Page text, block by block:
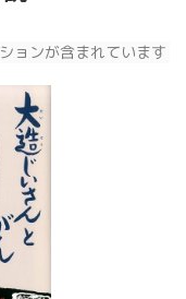
ョンが含まれています